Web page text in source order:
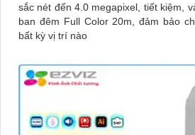
sắc nét đến 4.0 megapixel, tiết kiệm, và
ban đêm Full Color 20m, đảm bảo
bất kỳ vị trí nào